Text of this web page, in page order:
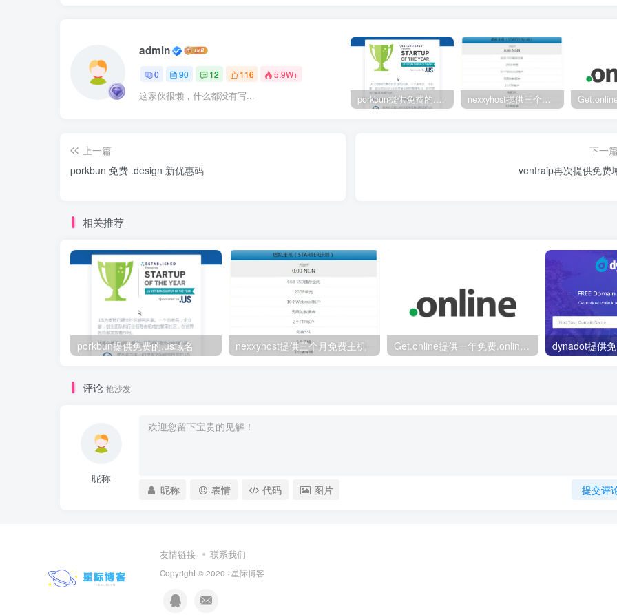
admin
0 90 12 116 5.9W+
这家伙很懒，什么都没有写...
上一篇
porkbun 免费 .design 新优惠码
下一
ventraip再次提供免费
相关推荐
porkbun提供免费的.us域名 nexxyhost提供三个月免费主机 Get.online提供一年免费.online域名 dynadot提供
评论 抢沙发
昵称
提交评
昵称 表情 代码 图片
友情链接 联系我们
Copyright © 2020 · 星际博客